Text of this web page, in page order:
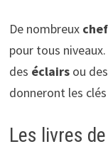
De nombreux
pour tous
des éclairsou des
donneront les
Les livres